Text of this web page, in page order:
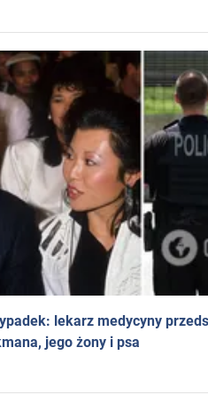
lekarz medycyny
jego żony i psa